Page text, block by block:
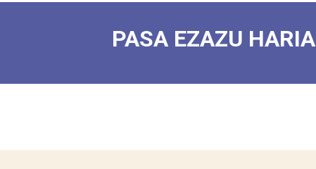
PASA EZAZU HARIA